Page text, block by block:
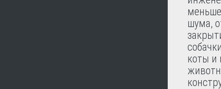
шума,
коты и